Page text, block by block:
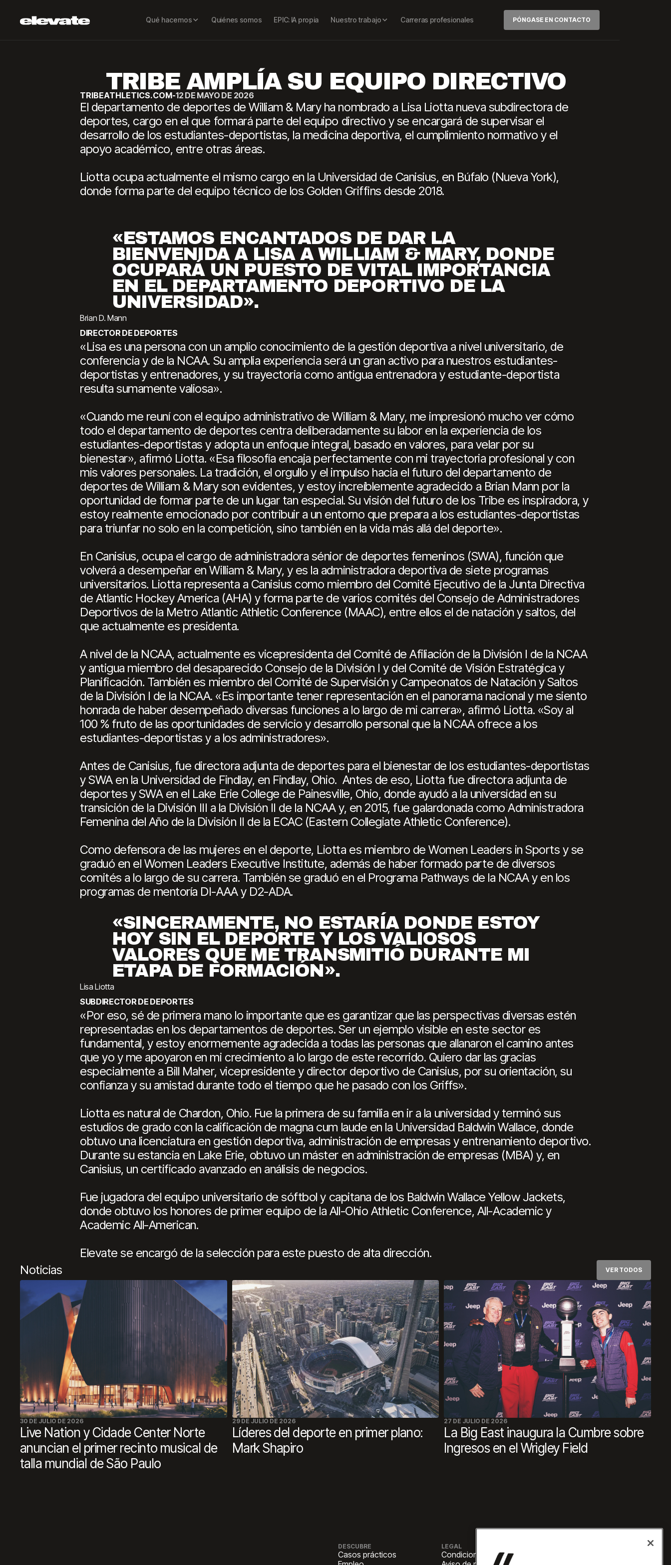
Qué hacemos Quiénes somos EPIC: IA propia Nuestro trabajo Carreras profesionales PÓNGASE EN CONTACTO
TRIBE AMPLÍA SU EQUIPO DIRECTIVO
TRIBEATHLETICS.COM-12 DE MAYO DE 2026
El departamento de deportes de William & Mary ha nombrado a Lisa Liotta nueva subdirectora de
deportes, cargo en el que formará parte del equipo directivo y se encargará de supervisar el
desarrollo de los estudiantes-deportistas, la medicina deportiva, el cumplimiento normativo y el
apoyo académico, entre otras áreas.
Liotta ocupa actualmente el mismo cargo en la Universidad de Canisius, en Búfalo (Nueva York),
donde forma parte del equipo técnico de los Golden Griffins desde 2018.
«ESTAMOS ENCANTADOS DE DAR LA
BIENVENIDA A LISA A WILLIAM & MARY, DONDE
OCUPARÁ UN PUESTO DE VITAL IMPORTANCIA
EN EL DEPARTAMENTO DEPORTIVO DE LA
UNIVERSIDAD».
Brian D. Mann
DIRECTOR DE DEPORTES
«Lisa es una persona con un amplio conocimiento de la gestión deportiva a nivel universitario, de
conferencia y de la NCAA. Su amplia experiencia será un gran activo para nuestros estudiantes-
deportistas y entrenadores, y su trayectoria como antigua entrenadora y estudiante-deportista
resulta sumamente valiosa».
«Cuando me reuní con el equipo administrativo de William & Mary, me impresionó mucho ver cómo
todo el departamento de deportes centra deliberadamente su labor en la experiencia de los
estudiantes-deportistas y adopta un enfoque integral, basado en valores, para velar por su
bienestar», afirmó Liotta. «Esa filosofía encaja perfectamente con mi trayectoria profesional y con
mis valores personales. La tradición, el orgullo y el impulso hacia el futuro del departamento de
deportes de William & Mary son evidentes, y estoy increíblemente agradecido a Brian Mann por la
oportunidad de formar parte de un lugar tan especial. Su visión del futuro de los Tribe es inspiradora, y
estoy realmente emocionado por contribuir a un entorno que prepara a los estudiantes-deportistas
para triunfar no solo en la competición, sino también en la vida más allá del deporte».
En Canisius, ocupa el cargo de administradora sénior de deportes femeninos (SWA), función que
volverá a desempeñar en William & Mary, y es la administradora deportiva de siete programas
universitarios. Liotta representa a Canisius como miembro del Comité Ejecutivo de la Junta Directiva
de Atlantic Hockey America (AHA) y forma parte de varios comités del Consejo de Administradores
Deportivos de la Metro Atlantic Athletic Conference (MAAC), entre ellos el de natación y saltos, del
que actualmente es presidenta.
A nivel de la NCAA, actualmente es vicepresidenta del Comité de Afiliación de la División I de la NCAA
y antigua miembro del desaparecido Consejo de la División I y del Comité de Visión Estratégica y
Planificación. También es miembro del Comité de Supervisión y Campeonatos de Natación y Saltos
de la División I de la NCAA. «Es importante tener representación en el panorama nacional y me siento
honrada de haber desempeñado diversas funciones a lo largo de mi carrera», afirmó Liotta. «Soy al
100 % fruto de las oportunidades de servicio y desarrollo personal que la NCAA ofrece a los
estudiantes-deportistas y a los administradores».
Antes de Canisius, fue directora adjunta de deportes para el bienestar de los estudiantes-deportistas
y SWA en la Universidad de Findlay, en Findlay, Ohio. Antes de eso, Liotta fue directora adjunta de
deportes y SWA en el Lake Erie College de Painesville, Ohio, donde ayudó a la universidad en su
transición de la División III a la División II de la NCAA y, en 2015, fue galardonada como Administradora
Femenina del Año de la División II de la ECAC (Eastern Collegiate Athletic Conference).
Como defensora de las mujeres en el deporte, Liotta es miembro de Women Leaders in Sports y se
graduó en el Women Leaders Executive Institute, además de haber formado parte de diversos
comités a lo largo de su carrera. También se graduó en el Programa Pathways de la NCAA y en los
programas de mentoría DI-AAA y D2-ADA.
«SINCERAMENTE, NO ESTARÍA DONDE ESTOY
HOY SIN EL DEPORTE Y LOS VALIOSOS
VALORES QUE ME TRANSMITIÓ DURANTE MI
ETAPA DE FORMACIÓN».
Lisa Liotta
SUBDIRECTOR DE DEPORTES
«Por eso, sé de primera mano lo importante que es garantizar que las perspectivas diversas estén
representadas en los departamentos de deportes. Ser un ejemplo visible en este sector es
fundamental, y estoy enormemente agradecida a todas las personas que allanaron el camino antes
que yo y me apoyaron en mi crecimiento a lo largo de este recorrido. Quiero dar las gracias
especialmente a Bill Maher, vicepresidente y director deportivo de Canisius, por su orientación, su
confianza y su amistad durante todo el tiempo que he pasado con los Griffs».
Liotta es natural de Chardon, Ohio. Fue la primera de su familia en ir a la universidad y terminó sus
estudios de grado con la calificación de magna cum laude en la Universidad Baldwin Wallace, donde
obtuvo una licenciatura en gestión deportiva, administración de empresas y entrenamiento deportivo.
Durante su estancia en Lake Erie, obtuvo un máster en administración de empresas (MBA) y, en
Canisius, un certificado avanzado en análisis de negocios.
Fue jugadora del equipo universitario de sóftbol y capitana de los Baldwin Wallace Yellow Jackets,
donde obtuvo los honores de primer equipo de la All-Ohio Athletic Conference, All-Academic y
Academic All-American.
Elevate se encargó de la selección para este puesto de alta dirección.
Noticias
VER TODOS
30 DE JULIO DE 2026
Live Nation y Cidade Center Norte
anuncian el primer recinto musical de
talla mundial de São Paulo
29 DE JULIO DE 2026
Líderes del deporte en primer plano:
Mark Shapiro
27 DE JULIO DE 2026
La Big East inaugura la Cumbre sobre
Ingresos en el Wrigley Field
DESCUBRE
Casos prácticos
LEGAL
Condiciones de uso